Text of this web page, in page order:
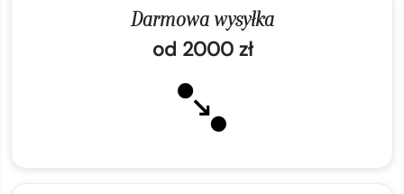
Darmowa wysyłka
od 2000 zł